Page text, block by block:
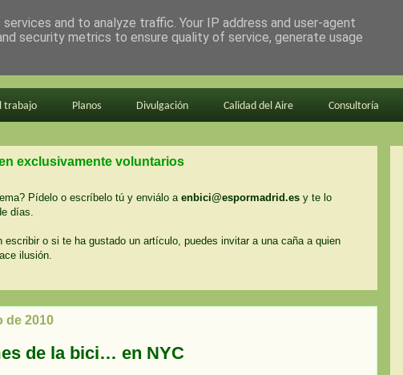
trabajo Planos Divulgación Calidad del Aire Consultoría
exclusivamente voluntarios
Pídelo o escríbelo tú y enviálo a enbici@espormadrid.es y te lo
días.
escribir o si te ha gustado un artículo, puedes invitar a una caña a quien
ilusión.
de 2010
de la bici… en NYC
and to analyze traffic. Your IP address and user-agent
security metrics to ensure quality of service, generate usage